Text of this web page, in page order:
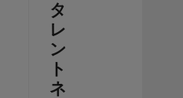
タ
レ
ン
ト
ネ